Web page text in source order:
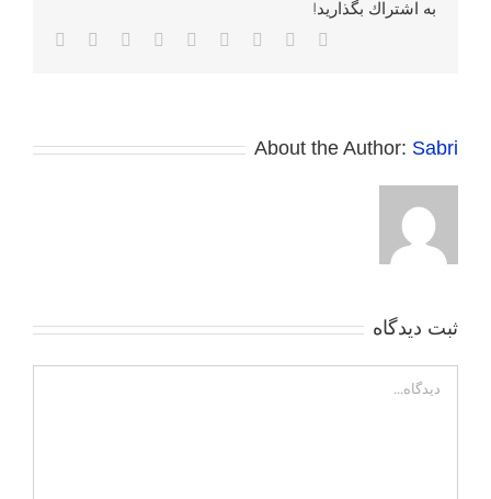
به اشتراك بگذاريد!
Facebook
Twitter
Reddit
LinkedIn
WhatsApp
Tumblr
Pinterest
About the Author: Sabri
ثبت ديدگاه